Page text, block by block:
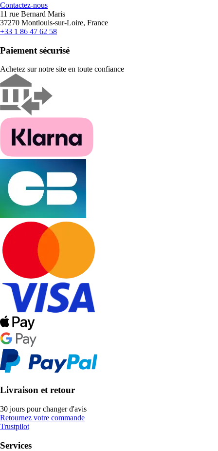
Contactez-nous
11 rue Bernard Maris
37270 Montlouis-sur-Loire, France
+33 1 86 47 62 58
Paiement sécurisé
Achetez sur notre site en toute confiance
Livraison et retour
30 jours pour changer d'avis
Retournez votre commande
Trustpilot
Services